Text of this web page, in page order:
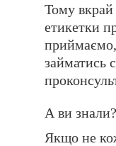
Тому вкрай
етикетки
займатись
А ви
Якщо не